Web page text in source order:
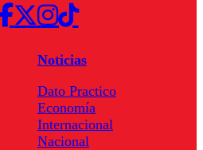
Noticias
Dato Practico
Economía
Internacional
Nacional